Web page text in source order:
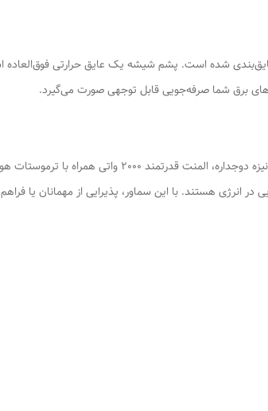
شده است. پشم شیشه یک عایق حرارتی
برق شما صرفه‌جویی قابل توجهی صورت می‌گیرد.
سماور هیئتی 30 لیتری (با گنجایش واقعی 23 لیتر) با بدنه بیرونی استیل و
انرژی هستند. با این سماور، پذیرایی از مهمانان یا